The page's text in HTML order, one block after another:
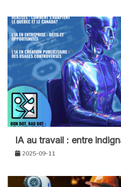
IA au travail : entre
2025-09-11